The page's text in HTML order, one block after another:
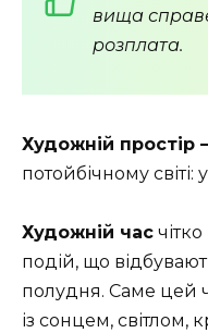
вища
розплата.
Художній простір –
потойбічному світі:
Художній час
подій, що
полудня. Саме цей
із сонцем, світлом,